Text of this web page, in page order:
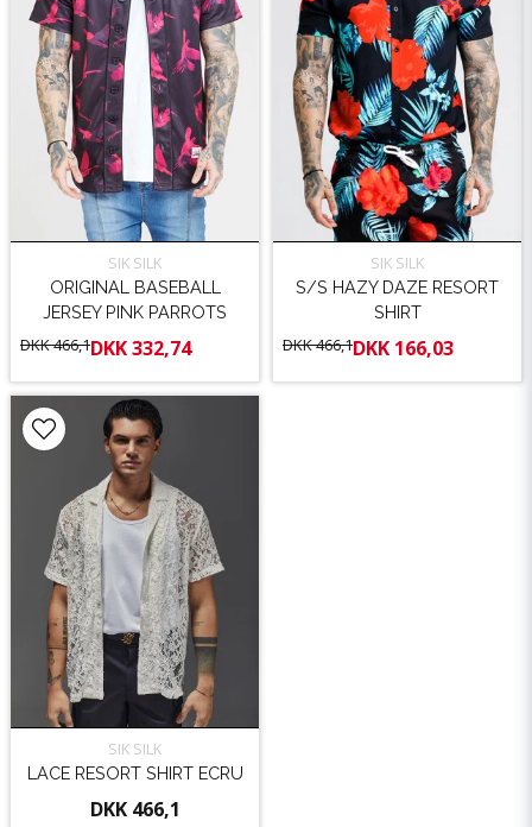
SIK SILK
ORIGINAL BASEBALL
JERSEY PINK PARROTS
DKK 466,1DKK 332,74
SIK SILK
S/S HAZY DAZE RESORT
SHIRT
DKK 466,1DKK 166,03
SIK SILK
LACE RESORT SHIRT ECRU
DKK 466,1